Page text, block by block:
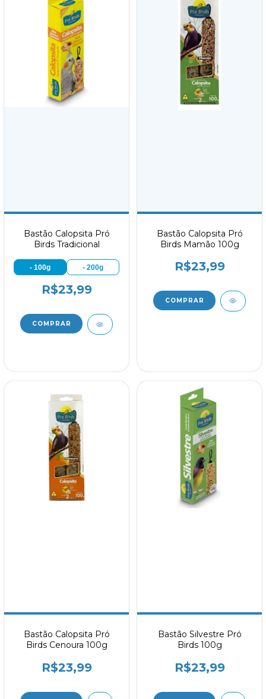
Bastão Calopsita Pró
Birds Tradicional
- 100g - 200g
R$23,99
Bastão Calopsita Pró
Birds Mamão 100g
R$23,99
Bastão Calopsita Pró
Birds Cenoura 100g
R$23,99
Bastão Silvestre Pró
Birds 100g
R$23,99